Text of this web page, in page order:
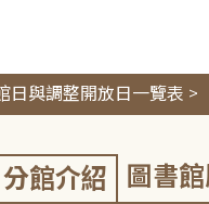
日與調整開放日一覽表 >
分館介紹 圖書